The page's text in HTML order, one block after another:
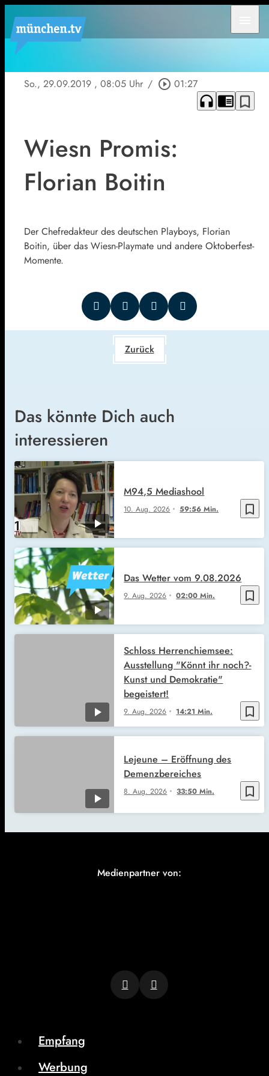
So., 29.09.2019 , 08:05 Uhr / play_circle_outline 01:27
headphones chrome_reader_mode bookmark_border
Wiesn Promis:
Florian Boitin
Der Chefredakteur des deutschen Playboys, Florian
Boitin, über das Wiesn-Playmate und andere Oktoberfest-
Momente.
Zurück
Das könnte Dich auch
interessieren
bookmark_border
10. Aug. 2026 59:56 Min.
M94,5 Mediashool
bookmark_border
9. Aug. 2026 02:00 Min.
Das Wetter vom 9.08.2026
bookmark_border
9. Aug. 2026 14:21 Min.
Schloss Herrenchiemsee:
Ausstellung "Könnt ihr noch?-
Kunst und Demokratie"
begeistert!
bookmark_border
8. Aug. 2026 33:50 Min.
Lejeune – Eröffnung des
Demenzbereiches
Medienpartner von:
Empfang
Werbung